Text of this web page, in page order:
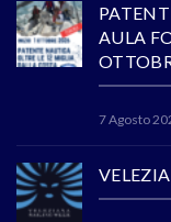
AULA
7 Agosto